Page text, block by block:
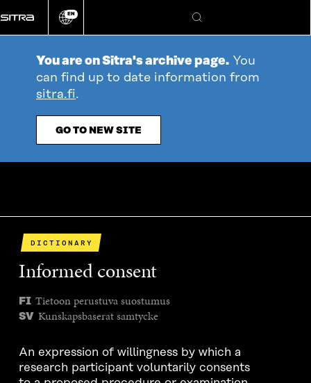
directly
to
Change
EN
Search
You are on Sitra's archive page. You
can find up to date information from
sitra.fi.
GO TO NEW SITE
DICTIONARY
Informed consent
FI Tietoon perustuva suostumus
SV Kunskapsbaserat samtycke
An expression of willingness by which a
research participant voluntarily consents